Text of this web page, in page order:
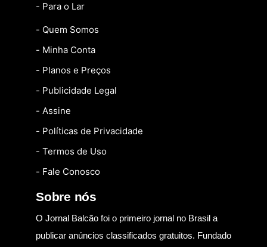
- Para o Lar
- Quem Somos
- Minha Conta
- Planos e Preços
- Publicidade Legal
- Assine
- Políticas de Privacidade
- Termos de Uso
- Fale Conosco
Sobre nós
O Jornal Balcão foi o primeiro jornal no Brasil a
publicar anúncios classificados gratuitos. Fundado